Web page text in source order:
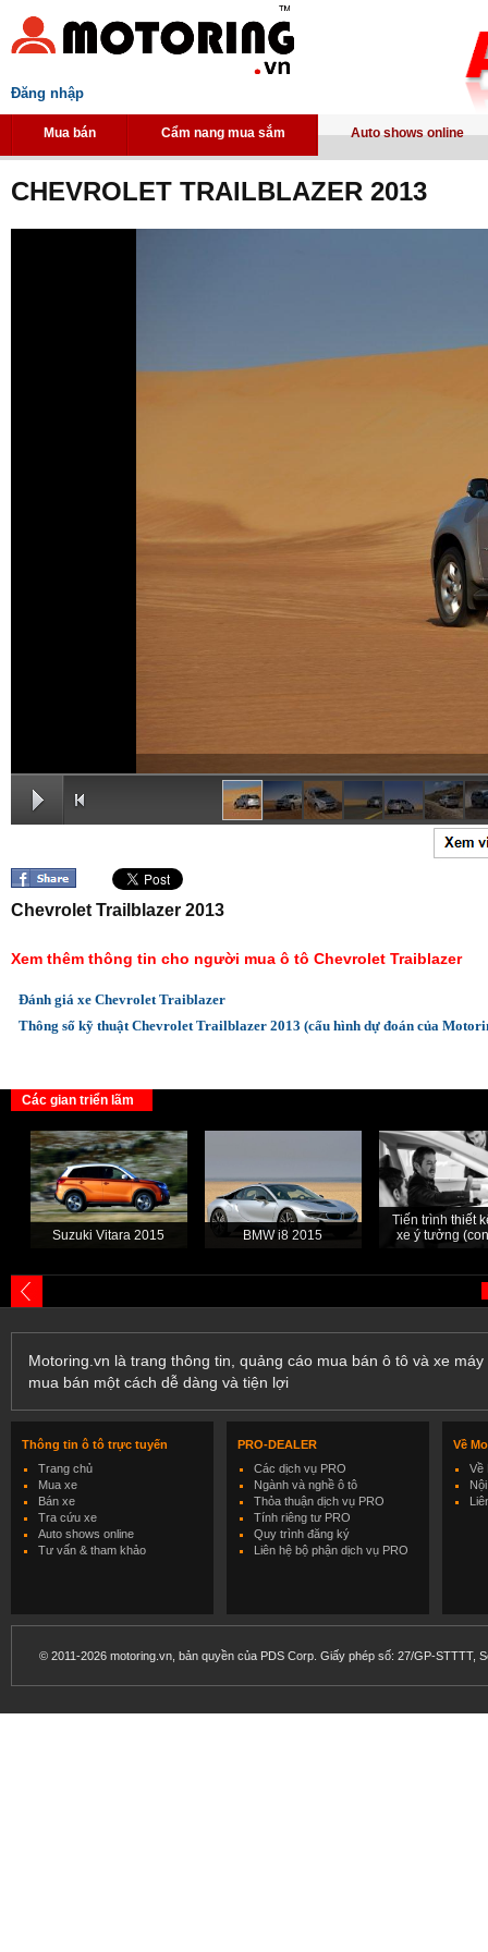
Đăng nhập
Mua bán Cẩm nang mua sắm Auto shows online
CHEVROLET TRAILBLAZER 2013
Chevrolet Trailblazer 2013
Xem thêm thông tin cho người mua ô tô Chevrolet Traiblazer
Đánh giá xe Chevrolet Traiblazer
Thông số kỹ thuật Chevrolet Trailblazer 2013 (cấu hình dự đoán của
Các gian triển lãm
Suzuki Vitara 2015 BMW i8 2015
Tiến trình thiết
xe ý tưởng
Motoring.vn là trang thông tin, quảng cáo mua bán ô tô và xe
mua bán một cách dễ dàng và tiện lợi
Thông tin ô tô trực tuyến
Trang chủ
Mua xe
Bán xe
Tra cứu xe
Auto shows online
Tư vấn & tham khảo
PRO-DEALER
Các dịch vụ PRO
Ngành và nghề ô tô
Thỏa thuận dịch vụ PRO
Tính riêng tư PRO
Quy trình đăng ký
Liên hệ bộ phận dịch vụ PRO
Về
Về
© 2011-2026 motoring.vn, bản quyền của PDS Corp. Giấy phép số: 27/GP-STTTT,